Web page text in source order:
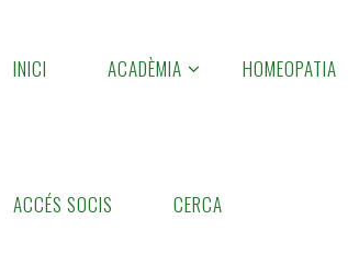
A
INICI ACADÈMIA HOMEOPATIA
ACCÉS SOCIS CERCA